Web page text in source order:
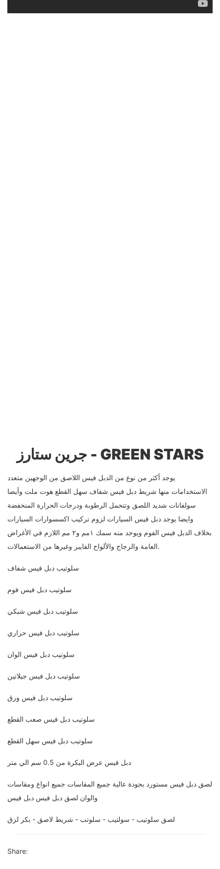
جرين ستارز - GREEN STARS
يوجد أكثر من نوع من الدبل فيس اللاصق من الوجهين متعدد
الاستخدامات منها شريط دبل فيس شفاف سهل القطع هوت ملت وأيضا
سولفانات شديد اللصق وتتحمل الرطوبة ودرجات الحرارة المنخفضة
وايضا يوجد دبل فيس السيارات لزوم تركيب اكسسوارات السيارات
بخلاف الدبل فيس الفوم ويوجد منه سمك ١مم و٢ مم اللازم في الأغراض
العامة والزجاج والألواح الفايبر وغيرها من الاستعمالات.
سلوتيب دبل فيس شفاف
سلوتيب دبل فيس فوم
سلوتيب دبل فيس شبكي
سلوتيب دبل فيس حراري
سلوتيب دبل فيس الوان
سلوتيب دبل فيس جيلاتين
سلوتيب دبل فيس ورق
سلوتيب دبل فيس صعب القطع
سلوتيب دبل فيس سهل القطع
دبل فيس عرض البكرة من 0.5 سم الي متر
لصق دبل فيس مستورد بجودة عالية جميع المقاسات جميع انواع ومقاسات
والوان لصق دبل فيس دبل فيس
لصق سلوتيب - سولتيب - سلوتب - شريط لاصق - بكر لزق
Share: